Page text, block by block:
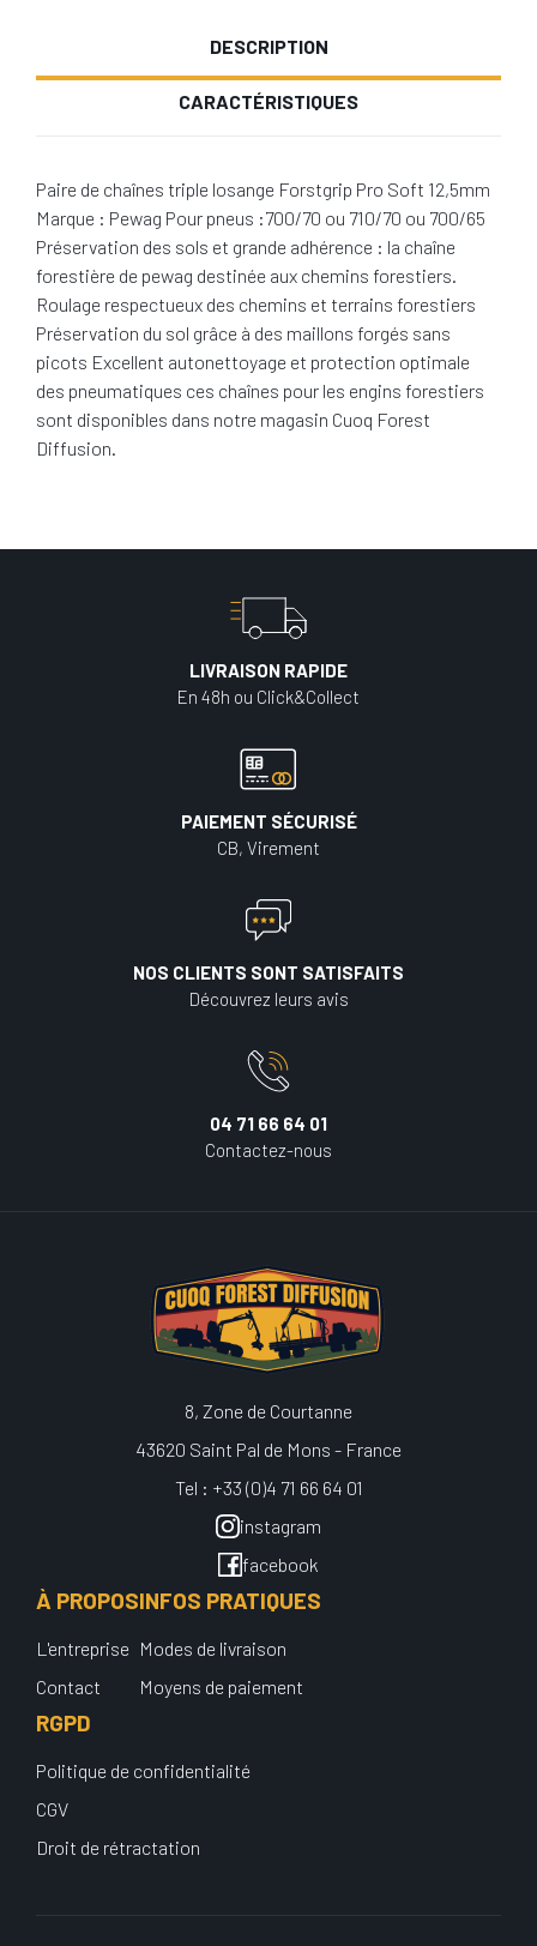
DESCRIPTION
CARACTÉRISTIQUES
Paire de chaînes triple losange Forstgrip Pro Soft 12,5mm
Marque : Pewag Pour pneus :700/70 ou 710/70 ou 700/65
Préservation des sols et grande adhérence : la chaîne
forestière de pewag destinée aux chemins forestiers.
Roulage respectueux des chemins et terrains forestiers
Préservation du sol grâce à des maillons forgés sans
picots Excellent autonettoyage et protection optimale
des pneumatiques ces chaînes pour les engins forestiers
sont disponibles dans notre magasin Cuoq Forest
Diffusion.
LIVRAISON RAPIDE
En 48h ou Click&Collect
PAIEMENT SÉCURISÉ
CB, Virement
NOS CLIENTS SONT SATISFAITS
Découvrez leurs avis
04 71 66 64 01
Contactez-nous
8, Zone de Courtanne
43620 Saint Pal de Mons - France
Tel : +33 (0)4 71 66 64 01
instagram
facebook
À PROPOS
L'entreprise
Contact
INFOS PRATIQUES
Modes de livraison
Moyens de paiement
RGPD
Politique de confidentialité
CGV
Droit de rétractation